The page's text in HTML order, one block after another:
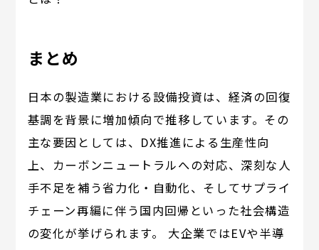
まとめ
日本の製造業における設備投資は、経済の回復
基調を背景に増加傾向で推移しています。その
主な要因としては、DX推進による生産性向
上、カーボンニュートラルへの対応、深刻な人
手不足を補う省力化・自動化、そしてサプライ
チェーン再編に伴う国内回帰といった社会構造
の変化が挙げられます。 大企業ではEVや半導